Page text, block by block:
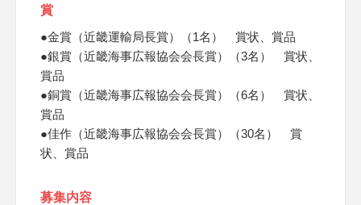
賞
●金賞（近畿運輸局長賞）（1名） 賞状、賞品
●銀賞（近畿海事広報協会会長賞）（3名） 賞状、
賞品
●銅賞（近畿海事広報協会会長賞）（6名） 賞状、
賞品
●佳作（近畿海事広報協会会長賞）（30名） 賞
状、賞品
募集内容